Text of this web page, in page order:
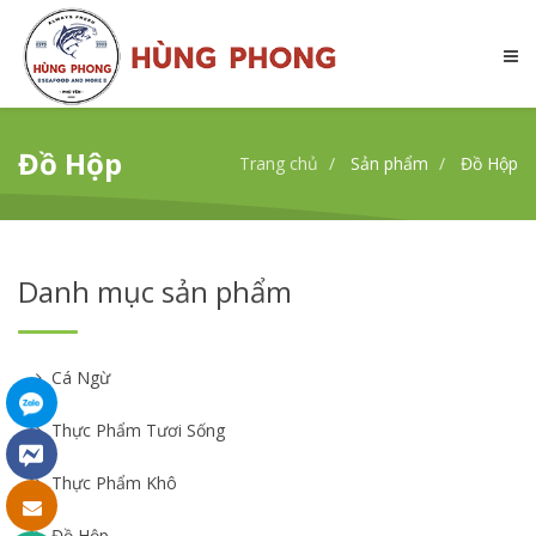
Đồ Hộp Trang chủ Sản phẩm Đồ Hộp
Danh mục sản phẩm
Cá Ngừ
Thực Phẩm Tươi Sống
Thực Phẩm Khô